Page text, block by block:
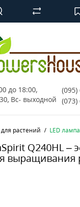
до 18:00,
Вс- выходной
(095)
(073)
растений LED
Q240HL –
выращивания